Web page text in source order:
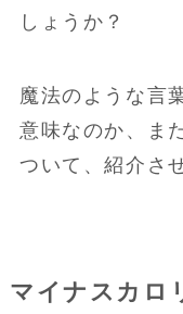
しょうか？
魔法のような言
意味なのか、ま
ついて、紹介さ
マイナスカロ